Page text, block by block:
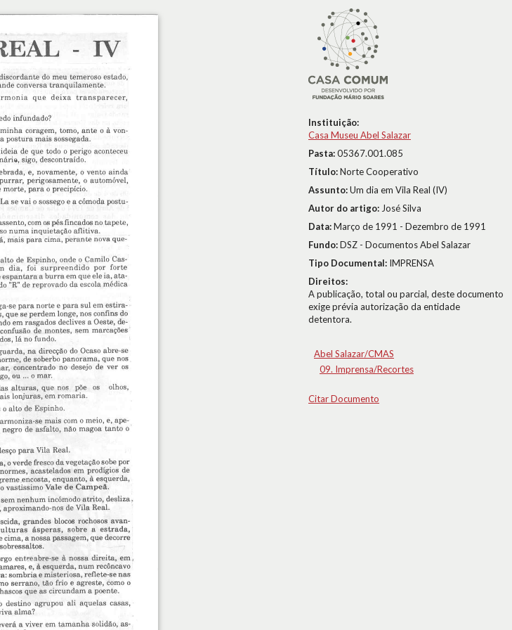
Instituição:
Casa Museu Abel Salazar
Pasta:05367.001.085
Título:Norte Cooperativo
Assunto:Um dia em Vila Real (IV)
Autor do artigo: José Silva
Data:Março de 1991 - Dezembro de 1991
Fundo:DSZ - Documentos Abel Salazar
Tipo Documental: IMPRENSA
Direitos:
A publicação, total ou parcial, deste documento
exige prévia autorização da entidade
detentora.
Abel Salazar/CMAS
09. Imprensa/Recortes
Citar Documento